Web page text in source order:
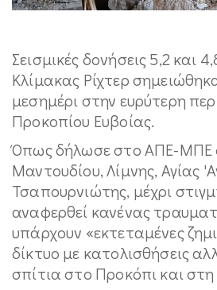
Σεισμικές δονήσεις 5,2 και
Κλίμακας Ρίχτερ
μεσημέρι στην ευρύτερη
Προκοπίου Ευβοίας.
Όπως δήλωσε στο ΑΠΕ-ΜΠΕ
Μαντουδίου, Λίμνης, Αγίας
Τσαπουρνιώτης, μέχρι
αναφερθεί κανένας
υπάρχουν «εκτεταμένες
δίκτυο με κατολισθήσεις
σπίτια στο Προκόπι και